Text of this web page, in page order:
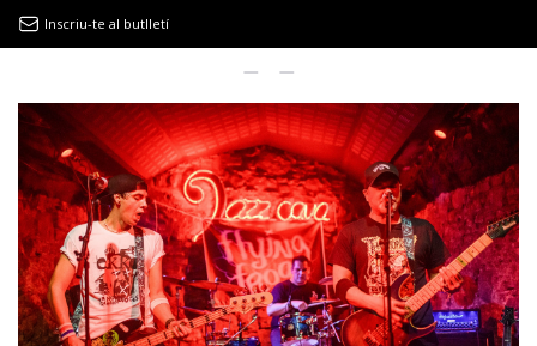
9MAGAZÍN
EL CLÀSSIC | ALBERT PLA
“LA VIDA ÉS COM LA MAR: SEMPRE BUSCA L’EQUILIBRI”
NOVETATS DISCOGRÀFIQUES
Inscriu-te al butlletí